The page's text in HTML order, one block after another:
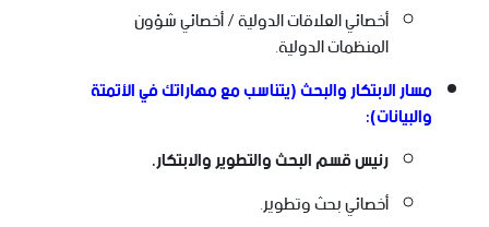
أخصائي العلاقات الدولية / أخصائي شؤون
المنظمات الدولية.
مسار الابتكار والبحث (يتناسب مع مهاراتك في الأتمتة
والبيانات):
رئيس قسم البحث والتطوير والابتكار.
أخصائي بحث وتطوير.